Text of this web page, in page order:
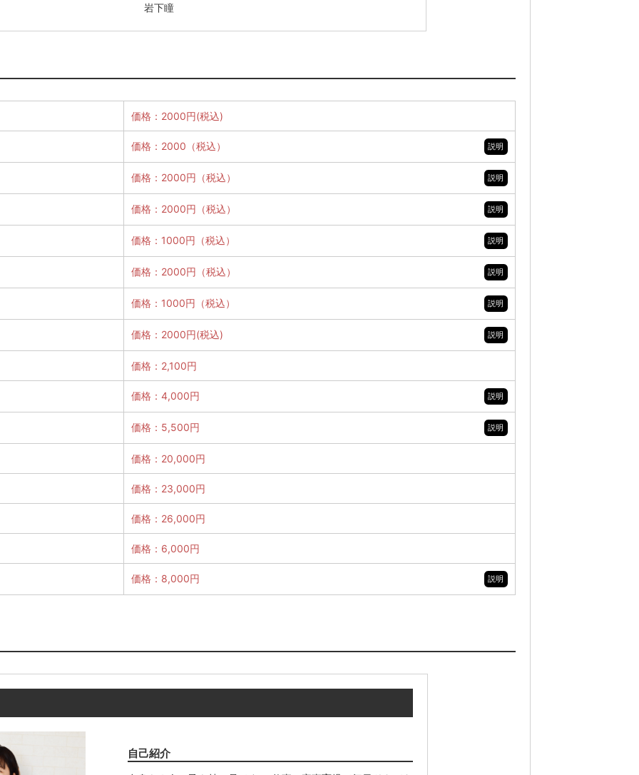
岩下瞳
価格：2000円(税込)
説明
価格：2000（税込）
説明
価格：2000円（税込）
説明
価格：2000円（税込）
説明
価格：1000円（税込）
説明
価格：2000円（税込）
説明
価格：1000円（税込）
説明
価格：2000円(税込)
価格：2,100円
説明
価格：4,000円
説明
価格：5,500円
価格：20,000円
価格：23,000円
価格：26,000円
価格：6,000円
説明
価格：8,000円
自己紹介